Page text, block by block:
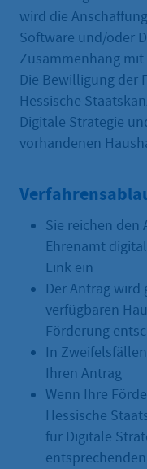
wird die
Software und/oder
Zusammenhang
Die Bewilligung der
Hessische
Digitale Strategie
vorhandenen
Sie reichen den
Ehrenamt
Link ein
Der Antrag
verfügbaren
Förderung
In
Ihren Antrag
Wenn Ihre
Hessische
für Digitale